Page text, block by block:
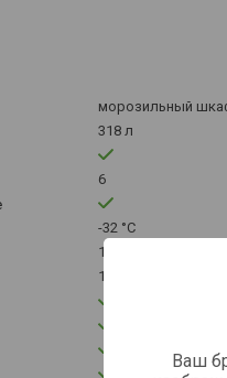
Ваш
морозильный
318 л
6
-32 °C
10 ч
16 кг